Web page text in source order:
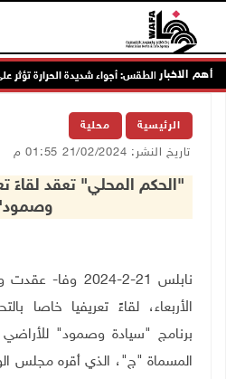
أهم الاخبارحالة الطقس: أجواء شديدة الحرارة تؤثر على
الرئيسية محلية
تاريخ النشر: 21/02/2024 01:55 م
"الحكم المحلي" تعقد لقاءً
نابلس 21-2-2024
الأربعاء، لقاءً تعريفيا خاصا
برنامج "سيادة وصمود"
المسماة "ج"، الذي أقره مجلس